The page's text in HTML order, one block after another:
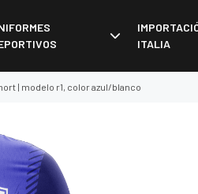
ITALIA
| modelo r1, color azul/blanco